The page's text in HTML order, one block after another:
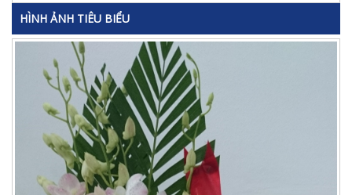
HÌNH ẢNH TIÊU BIỂU